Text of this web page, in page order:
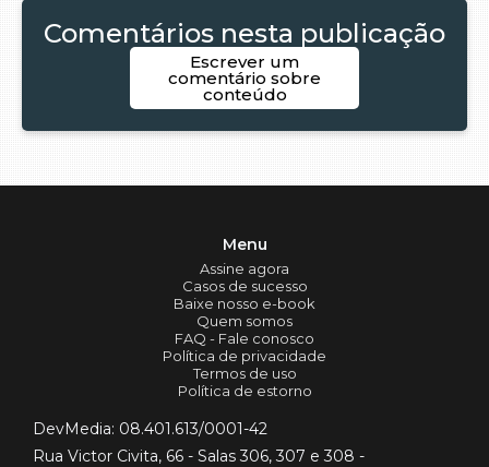
Comentários nesta publicação
Escrever um
comentário sobre
conteúdo
Menu
Assine agora
Casos de sucesso
Baixe nosso e-book
Quem somos
FAQ - Fale conosco
Política de privacidade
Termos de uso
Política de estorno
DevMedia: 08.401.613/0001-42
Rua Victor Civita, 66 - Salas 306, 307 e 308 -